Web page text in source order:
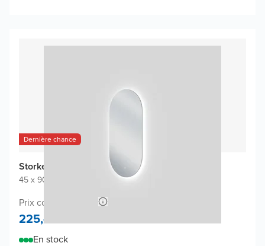
Dernière chance
Storke Somma miroir
45 x 90 cm Miroir sans cadre|Ovale
Prix conseillé 430,-
225,-
En stock